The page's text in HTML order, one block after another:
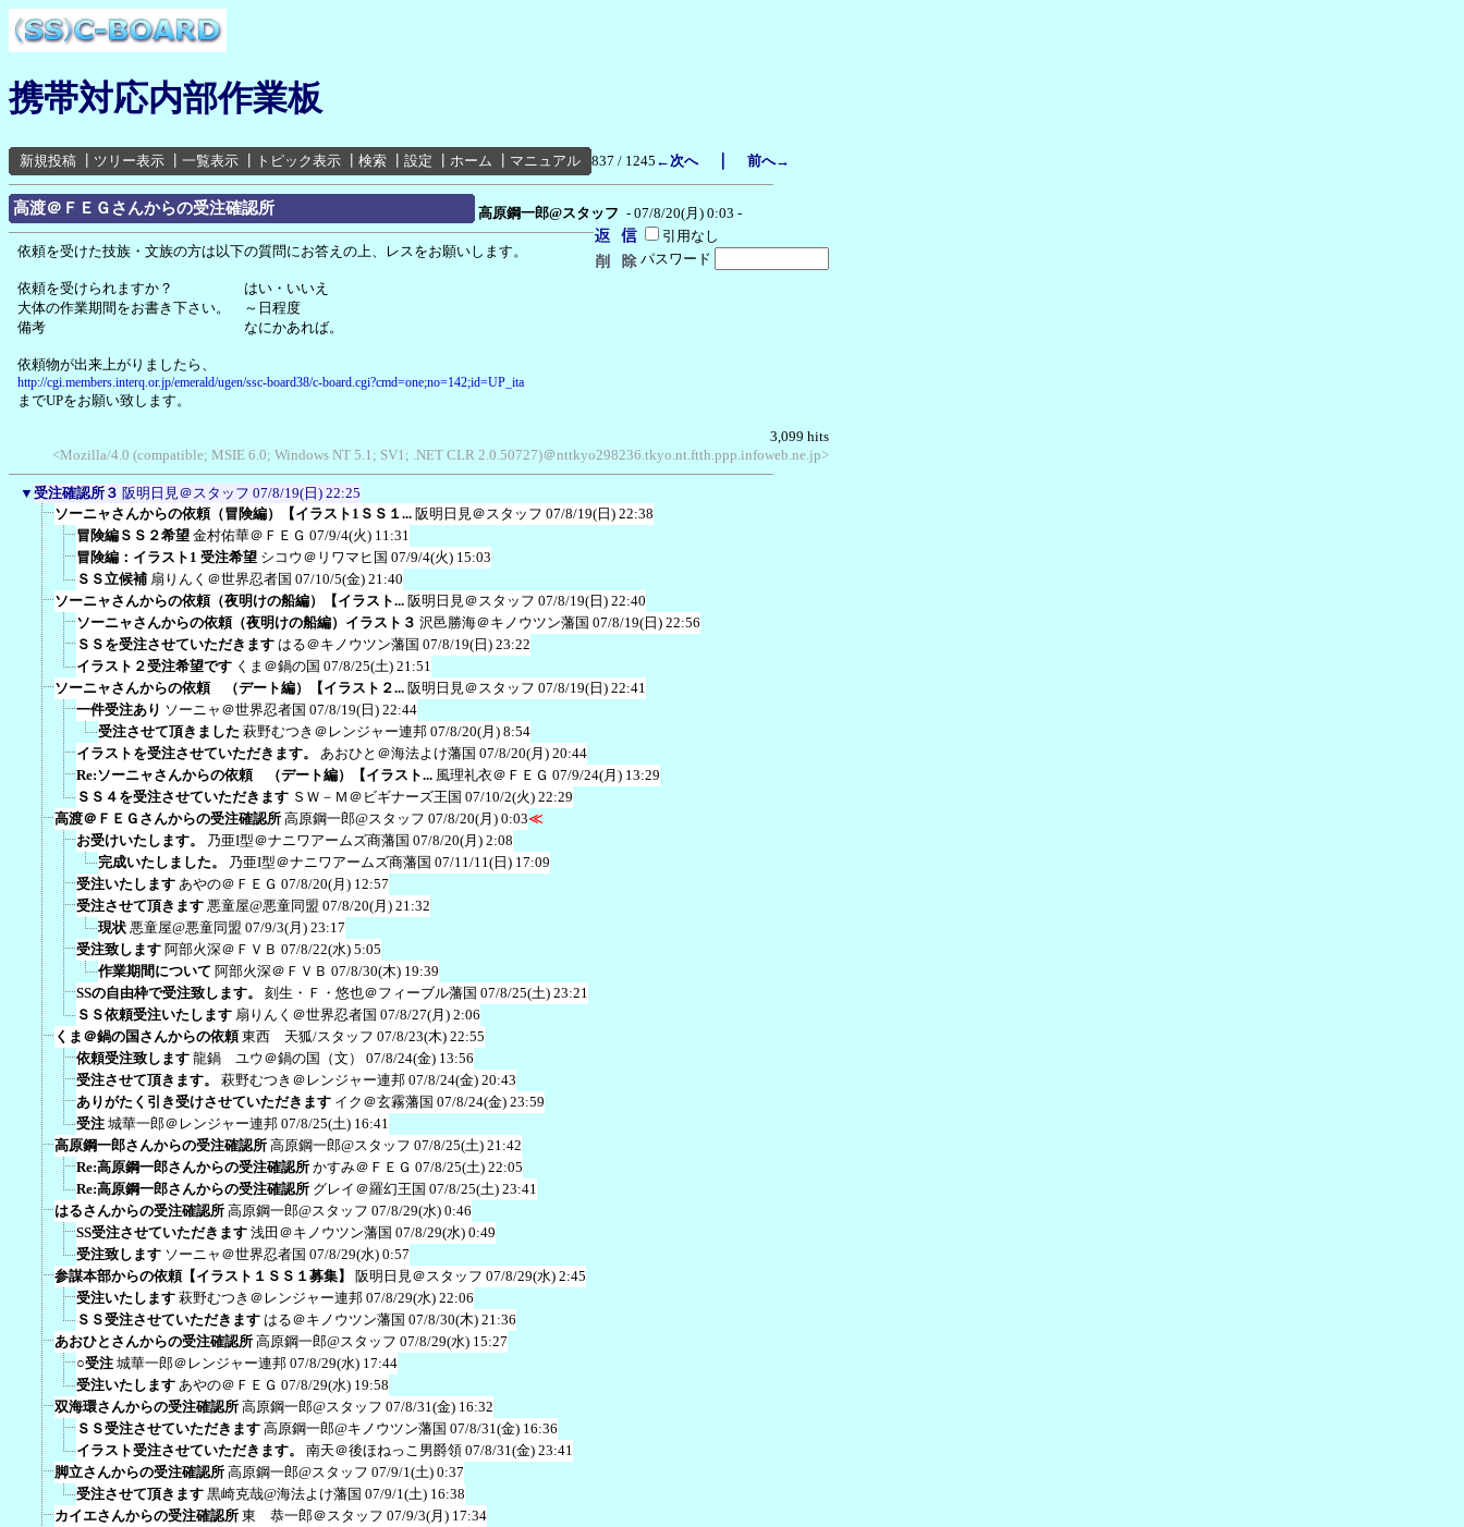
携帯対応内部作業板
新規投稿 ツリー表示 一覧表示 トピック表示 検索 設定 ホーム マニュアル 837 / 1245 ←次へ｜ 前へ→
高渡＠ＦＥＧさんからの受注確認所 高原鋼一郎@スタッフ - 07/8/20(月) 0:03 -
引用なし
パスワード
依頼を受けた技族・文族の方は以下の質問にお答えの上、レスをお願いします。
依頼を受けられますか？ はい・いいえ
大体の作業期間をお書き下さい。 ～日程度
備考 なにかあれば。
依頼物が出来上がりましたら、
http://cgi.members.interq.or.jp/emerald/ugen/ssc-board38/c-board.cgi?cmd=one;no=142;id=UP_ita
までUPをお願い致します。
3,099 hits
<Mozilla/4.0 (compatible; MSIE 6.0; Windows NT 5.1; SV1; .NET CLR 2.0.50727)＠nttkyo298236.tkyo.nt.ftth.ppp.infoweb.ne.jp>
▼ 受注確認所３ 阪明日見＠スタッフ 07/8/19(日) 22:25
ソーニャさんからの依頼（冒険編）【イラスト1ＳＳ１... 阪明日見＠スタッフ 07/8/19(日) 22:38
冒険編ＳＳ２希望 金村佑華＠ＦＥＧ 07/9/4(火) 11:31
冒険編：イラスト1 受注希望 シコウ＠リワマヒ国 07/9/4(火) 15:03
ＳＳ立候補 扇りんく＠世界忍者国 07/10/5(金) 21:40
ソーニャさんからの依頼（夜明けの船編）【イラスト... 阪明日見＠スタッフ 07/8/19(日) 22:40
ソーニャさんからの依頼（夜明けの船編）イラスト３ 沢邑勝海＠キノウツン藩国 07/8/19(日) 22:56
ＳＳを受注させていただきます はる＠キノウツン藩国 07/8/19(日) 23:22
イラスト２受注希望です くま＠鍋の国 07/8/25(土) 21:51
ソーニャさんからの依頼 （デート編）【イラスト２... 阪明日見＠スタッフ 07/8/19(日) 22:41
一件受注あり ソーニャ＠世界忍者国 07/8/19(日) 22:44
受注させて頂きました 萩野むつき＠レンジャー連邦 07/8/20(月) 8:54
イラストを受注させていただきます。
あおひと＠海法よけ藩国 07/8/20(月) 20:44
Re:ソーニャさんからの依頼 （デート編）【イラスト... 風理礼衣＠ＦＥＧ 07/9/24(月) 13:29
ＳＳ４を受注させていただきます ＳＷ－Ｍ＠ビギナーズ王国 07/10/2(火) 22:29
高渡＠ＦＥＧさんからの受注確認所 高原鋼一郎@スタッフ 07/8/20(月) 0:03≪
お受けいたします。
乃亜I型＠ナニワアームズ商藩国 07/8/20(月) 2:08
完成いたしました。
乃亜I型＠ナニワアームズ商藩国 07/11/11(日) 17:09
受注いたします あやの＠ＦＥＧ 07/8/20(月) 12:57
受注させて頂きます 悪童屋@悪童同盟 07/8/20(月) 21:32
現状 悪童屋@悪童同盟 07/9/3(月) 23:17
受注致します 阿部火深＠ＦＶＢ 07/8/22(水) 5:05
作業期間について 阿部火深＠ＦＶＢ 07/8/30(木) 19:39
SSの自由枠で受注致します。
刻生・Ｆ・悠也＠フィーブル藩国 07/8/25(土) 23:21
ＳＳ依頼受注いたします 扇りんく＠世界忍者国 07/8/27(月) 2:06
くま＠鍋の国さんからの依頼 東西 天狐/スタッフ 07/8/23(木) 22:55
依頼受注致します 龍鍋 ユウ＠鍋の国（文）
07/8/24(金) 13:56
受注させて頂きます。
萩野むつき＠レンジャー連邦 07/8/24(金) 20:43
ありがたく引き受けさせていただきます イク＠玄霧藩国 07/8/24(金) 23:59
受注 城華一郎＠レンジャー連邦 07/8/25(土) 16:41
高原鋼一郎さんからの受注確認所 高原鋼一郎@スタッフ 07/8/25(土) 21:42
Re:高原鋼一郎さんからの受注確認所 かすみ＠ＦＥＧ 07/8/25(土) 22:05
Re:高原鋼一郎さんからの受注確認所 グレイ＠羅幻王国 07/8/25(土) 23:41
はるさんからの受注確認所 高原鋼一郎@スタッフ 07/8/29(水) 0:46
SS受注させていただきます 浅田＠キノウツン藩国 07/8/29(水) 0:49
受注致します ソーニャ＠世界忍者国 07/8/29(水) 0:57
参謀本部からの依頼【イラスト１ＳＳ１募集】
阪明日見＠スタッフ 07/8/29(水) 2:45
受注いたします 萩野むつき＠レンジャー連邦 07/8/29(水) 22:06
ＳＳ受注させていただきます はる＠キノウツン藩国 07/8/30(木) 21:36
あおひとさんからの受注確認所 高原鋼一郎@スタッフ 07/8/29(水) 15:27
○受注 城華一郎＠レンジャー連邦 07/8/29(水) 17:44
受注いたします あやの＠ＦＥＧ 07/8/29(水) 19:58
双海環さんからの受注確認所 高原鋼一郎@スタッフ 07/8/31(金) 16:32
ＳＳ受注させていただきます 高原鋼一郎@キノウツン藩国 07/8/31(金) 16:36
イラスト受注させていただきます。
南天＠後ほねっこ男爵領 07/8/31(金) 23:41
脚立さんからの受注確認所 高原鋼一郎@スタッフ 07/9/1(土) 0:37
受注させて頂きます 黒崎克哉@海法よけ藩国 07/9/1(土) 16:38
カイエさんからの受注確認所 東 恭一郎＠スタッフ 07/9/3(月) 17:34